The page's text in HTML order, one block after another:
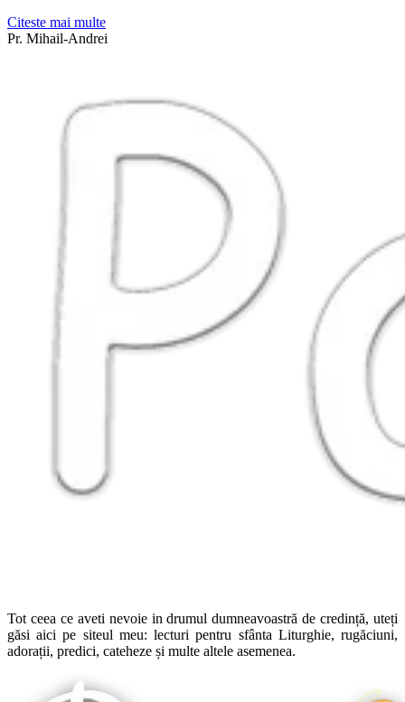
Citeste mai multe
Pr. Mihail-Andrei
Tot ceea ce aveti nevoie in drumul dumneavoastră de credință, uteți
găsi aici pe siteul meu: lecturi pentru sfânta Liturghie, rugăciuni,
adorații, predici, cateheze și multe altele asemenea.